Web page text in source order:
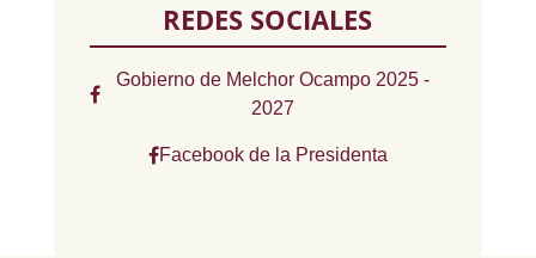
REDES SOCIALES
Gobierno de Melchor Ocampo 2025 -
2027
Facebook de la Presidenta